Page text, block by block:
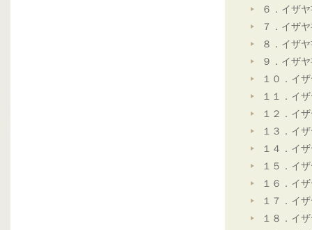
６．イザ
７．イザ
８．イザ
９．イザ
１０．イ
１１．イ
１２．イ
１３．イ
１４．イ
１５．イ
１６．イ
１７．イ
１８．イ